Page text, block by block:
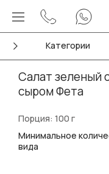
Категории
Салат зеленый
сыром Фета
Порция: 100 г
Минимальное
вида